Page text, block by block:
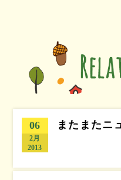
06
2月
2013
またまたニ